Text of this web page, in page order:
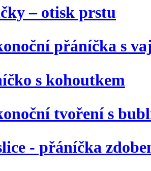
– otisk prstu
přáníčka s
s kohoutkem
tvoření s
- přáníčka